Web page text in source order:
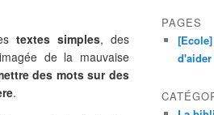
textes simples, des
de la mauvaise
des mots sur des
.
PAGES